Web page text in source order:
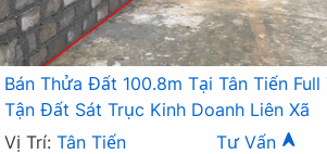
Bán Thửa Đất 100.8m Tại Tân Tiến
Tận Đất Sát Trục Kinh Doanh Liên Xã
Vị Trí: Tân Tiến Tư Vấn